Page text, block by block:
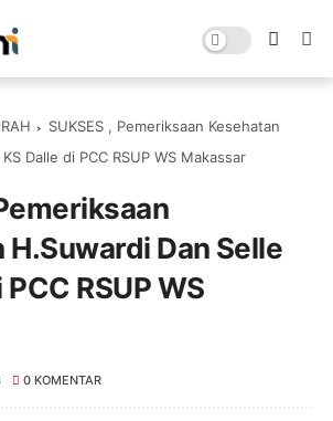
SUKSES , Pemeriksaan Kesehatan
Dalle di PCC RSUP WS Makassar
H.Suwardi Dan Selle
RSUP WS
0 KOMENTAR